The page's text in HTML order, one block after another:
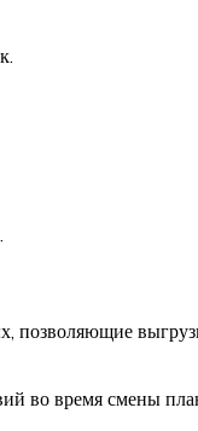
позволяющие
во время смены